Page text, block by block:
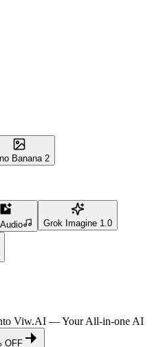
Banana 2
Grok Imagine 1.0
Viw.AI — Your All-in-one AI
OFF